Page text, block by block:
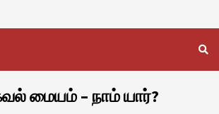
மையம் – நாம் யார்?